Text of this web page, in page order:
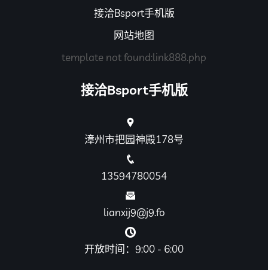
接洽Bsport手机版
网站地图
template not found:link888.php
接洽Bsport手机版
漳州市把园神殿178号
13594780054
lianxij9@j9.fo
开放时间：9:00 - 6:00